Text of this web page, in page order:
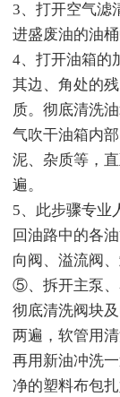
3、打开空气滤
进盛废油的油桶
4、打开油箱的
其边、角处的
质。彻底清洗
气吹干油箱内
泥、杂质等，
遍。
5、此步骤专业
回油路中的各
向阀、溢流阀
⑤、拆开主泵、
彻底清洗阀块
两遍，软管用
再用新油冲洗
净的塑料布包